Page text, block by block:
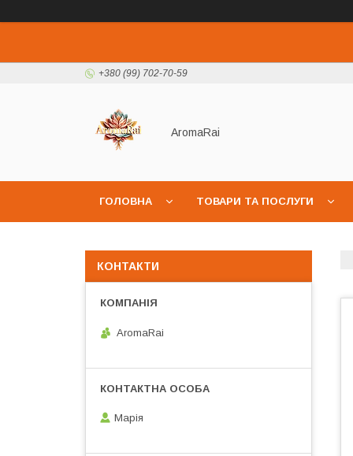
+380 (99) 702-70-59
AromaRai
ГОЛОВНА ТОВАРИ ТА ПОСЛУГИ
КОНТАКТИ
AromaRai
Марія